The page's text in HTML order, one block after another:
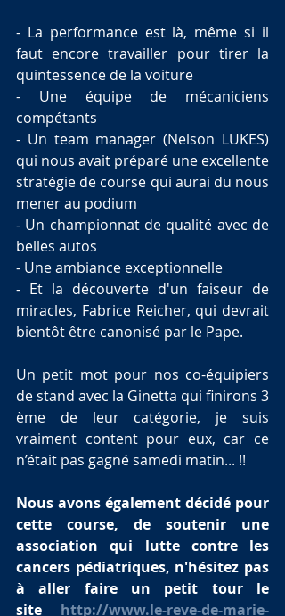
- La performance est là, même si il
faut encore travailler pour tirer la
quintessence de la voiture
- Une équipe de mécaniciens
compétants
- Un team manager (Nelson LUKES)
qui nous avait préparé une excellente
stratégie de course qui aurai du nous
mener au podium
- Un championnat de qualité avec de
belles autos
- Une ambiance exceptionnelle
- Et la découverte d'un faiseur de
miracles, Fabrice Reicher, qui devrait
bientôt être canonisé par le Pape.
Un petit mot pour nos co-équipiers
de stand avec la Ginetta qui finirons 3
ème de leur catégorie, je suis
vraiment content pour eux, car ce
n’était pas gagné samedi matin... !!
Nous avons également décidé pour
cette course, de soutenir une
association qui lutte contre les
cancers pédiatriques, n'hésitez pas
à aller faire un petit tour le
site http://www.le-reve-de-marie-